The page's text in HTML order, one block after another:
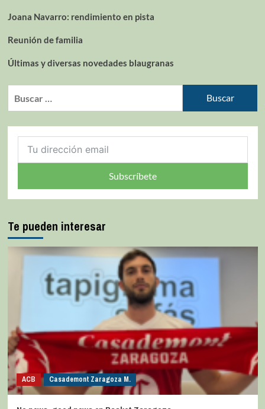
Joana Navarro: rendimiento en pista
Reunión de familia
Últimas y diversas novedades blaugranas
Subscríbete
Te pueden interesar
ACB Casademont Zaragoza M.